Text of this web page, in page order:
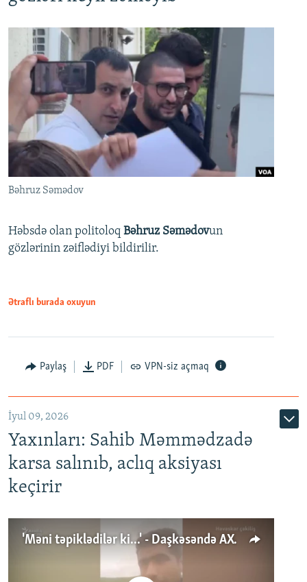
Bəhruz Səmədov
Həbsdə olan politoloq Bəhruz Səmədovun
gözlərinin zəiflədiyi bildirilir.
Ətraflı burada oxuyun
Paylaş PDF VPN-siz açmaq
İyul 09, 2026
Yaxınları: Sahib Məmmədzadə
karsa salınıb, aclıq aksiyası
keçirir
'Məni təpiklədilər ki...' - Daşkəsəndə AXCP fəalının yaxınları onun həbsinə etiraz edirlər